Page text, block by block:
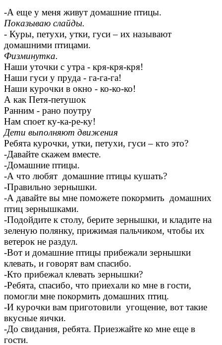
-А еще у меня живут домашние птицы.
Показываю слайды.
- Куры, петухи, утки, гуси – их называют
домашними птицами.
Физминутка.
Наши уточки с утра - кря-кря-кря!
Наши гуси у пруда - га-га-га!
Наши курочки в окно - ко-ко-ко!
А как Петя-петушок
Ранним - рано поутру
Нам споет ку-ка-ре-ку!
Дети выполняют движения
Ребята курочки, утки, петухи, гуси – кто это?
-Давайте скажем вместе.
-Домашние птицы.
-А что любят домашние птицы кушать?
-Правильно зернышки.
-А давайте вы мне поможете покормить домашних
птиц зернышками.
-Подойдите к столу, берите зернышки, и кладите на
зеленую полянку, прижимая пальчиком, чтобы их
ветерок не раздул.
-Вот и домашние птицы прибежали зернышки
клевать, и говорят вам спасибо.
-Кто прибежал клевать зернышки?
-Ребята, спасибо, что приехали ко мне в гости,
помогли мне покормить домашних птиц.
-И курочки вам приготовили угощение, вот такие
вкусные яички.
-До свидания, ребята. Приезжайте ко мне еще в
гости.